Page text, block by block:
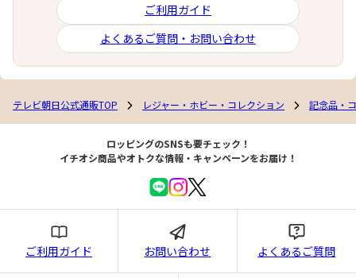
ご利用ガイド
よくあるご質問・お問い合わせ
テレビ朝日公式通販TOP レジャー・ホビー・コレクション 記念品・
ロッピングのSNSも要チェック！
イチオシ商品やオトクな情報・キャンペーンをお届け！
ご利用ガイド お問い合わせ よくあるご質問